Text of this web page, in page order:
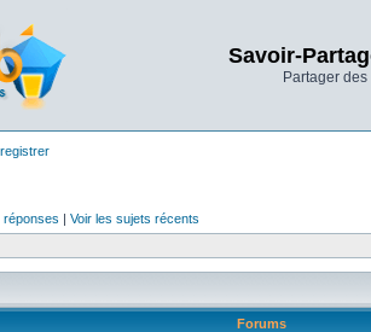
Savoir-
Partager
réponses | Voir les sujets récents
Forums